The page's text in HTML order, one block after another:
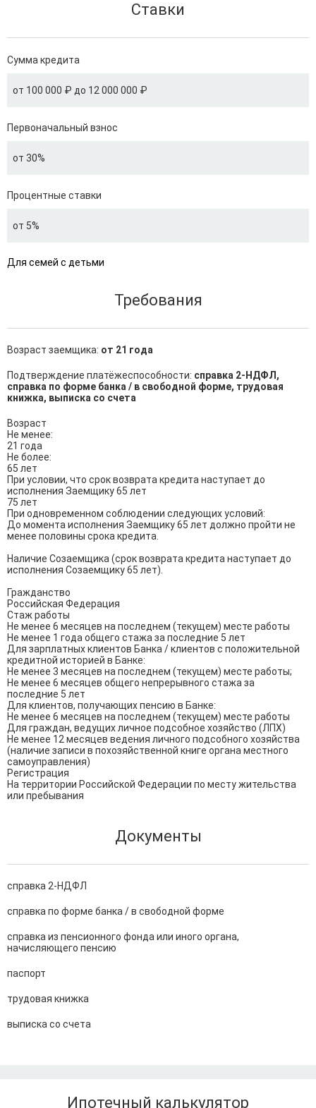
Ставки
Сумма кредита
от 100 000 ₽ до 12 000 000 ₽
Первоначальный взнос
от 30%
Процентные ставки
от 5%
Для семей с детьми
Требования
Возраст заемщика: от 21 года
Подтверждение платёжеспособности: справка 2-НДФЛ,
справка по форме банка / в свободной форме, трудовая
книжка, выписка со счета
Возраст
Не менее:
21 года
Не более:
65 лет
При условии, что срок возврата кредита наступает до
исполнения Заемщику 65 лет
75 лет
При одновременном соблюдении следующих условий:
До момента исполнения Заемщику 65 лет должно пройти не
менее половины срока кредита.
Наличие Созаемщика (срок возврата кредита наступает до
исполнения Созаемщику 65 лет).
Гражданство
Российская Федерация
Стаж работы
Не менее 6 месяцев на последнем (текущем) месте работы
Не менее 1 года общего стажа за последние 5 лет
Для зарплатных клиентов Банка / клиентов с положительной
кредитной историей в Банке:
Не менее 3 месяцев на последнем (текущем) месте работы;
Не менее 6 месяцев общего непрерывного стажа за
последние 5 лет
Для клиентов, получающих пенсию в Банке:
Не менее 6 месяцев на последнем (текущем) месте работы
Для граждан, ведущих личное подсобное хозяйство (ЛПХ)
Не менее 12 месяцев ведения личного подсобного хозяйства
(наличие записи в похозяйственной книге органа местного
самоуправления)
Регистрация
На территории Российской Федерации по месту жительства
или пребывания
Документы
справка 2-НДФЛ
справка по форме банка / в свободной форме
справка из пенсионного фонда или иного органа,
начисляющего пенсию
паспорт
трудовая книжка
выписка со счета
Ипотечный калькулятор